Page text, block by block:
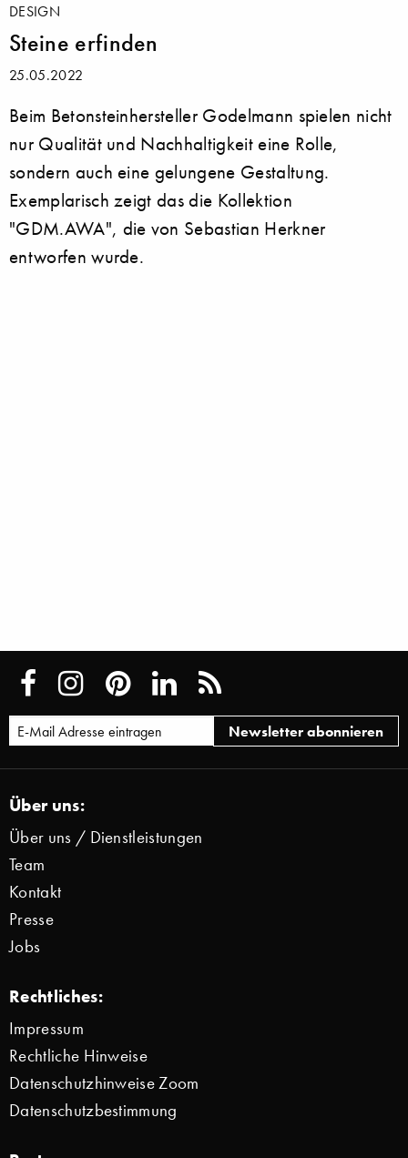
DESIGN
Steine erfinden
25.05.2022
Beim Betonsteinhersteller Godelmann spielen nicht
nur Qualität und Nachhaltigkeit eine Rolle,
sondern auch eine gelungene Gestaltung.
Exemplarisch zeigt das die Kollektion
"GDM.AWA", die von Sebastian Herkner
entworfen wurde.
Über uns:
Über uns / Dienstleistungen
Team
Kontakt
Presse
Jobs
Rechtliches:
Impressum
Rechtliche Hinweise
Datenschutzhinweise Zoom
Datenschutzbestimmung